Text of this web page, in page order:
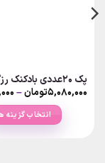
پک 20عددی بادکنک رزگلد طلایی
۵,۰۸۰,۰۰۰تومان–
انتخاب گزینه